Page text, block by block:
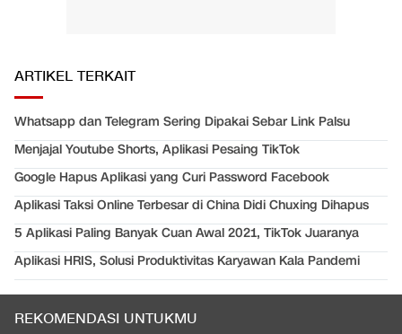
ARTIKEL TERKAIT
Whatsapp dan Telegram Sering Dipakai Sebar Link Palsu
Menjajal Youtube Shorts, Aplikasi Pesaing TikTok
Google Hapus Aplikasi yang Curi Password Facebook
Aplikasi Taksi Online Terbesar di China Didi Chuxing Dihapus
5 Aplikasi Paling Banyak Cuan Awal 2021, TikTok Juaranya
Aplikasi HRIS, Solusi Produktivitas Karyawan Kala Pandemi
REKOMENDASI UNTUKMU